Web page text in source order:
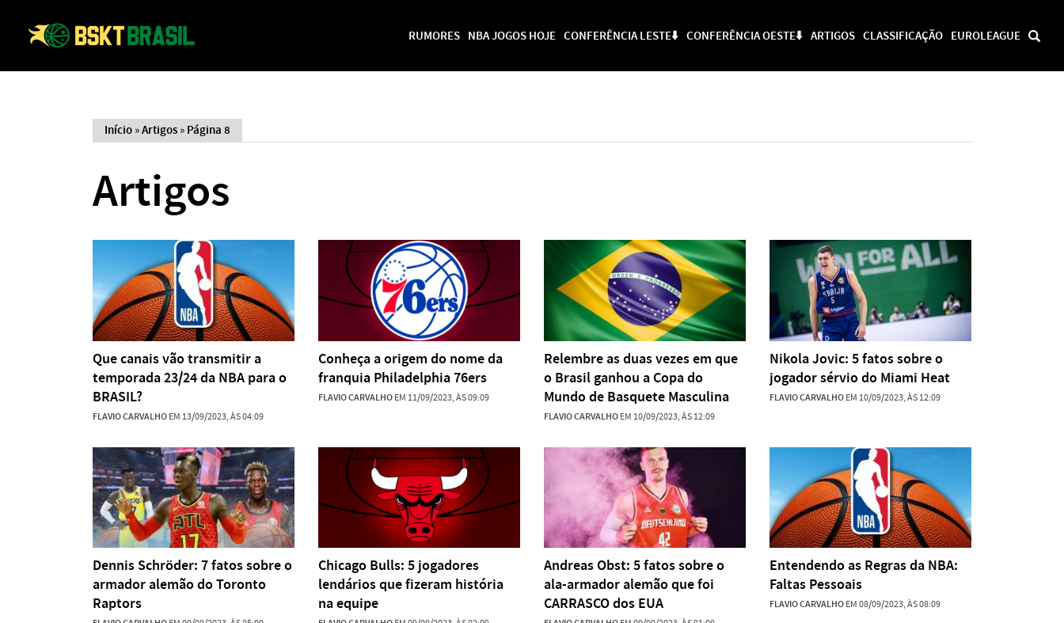
RUMORES NBA JOGOS HOJE CONFERÊNCIA LESTE⬇️ CONFERÊNCIA OESTE⬇️ ARTIGOS CLASSIFICAÇÃO EUROLEAGUE
Início »Artigos » Página 8
Artigos
Que canais vão transmitir a
temporada 23/24 da NBA para o
BRASIL?
FLAVIO CARVALHOEM 13/09/2023, ÀS 04:09
Conheça a origem do nome da
franquia Philadelphia 76ers
FLAVIO CARVALHOEM 11/09/2023, ÀS 09:09
Relembre as duas vezes em que
o Brasil ganhou a Copa do
Mundo de Basquete Masculina
FLAVIO CARVALHOEM 10/09/2023, ÀS 12:09
Nikola Jovic: 5 fatos sobre o
jogador sérvio do Miami Heat
FLAVIO CARVALHOEM 10/09/2023, ÀS 12:09
Dennis Schröder: 7 fatos sobre o
armador alemão do Toronto
Raptors
Chicago Bulls: 5 jogadores
lendários que fizeram história
na equipe
Andreas Obst: 5 fatos sobre o
ala-armador alemão que foi
CARRASCO dos EUA
Entendendo as Regras da NBA:
Faltas Pessoais
FLAVIO CARVALHOEM 08/09/2023, ÀS 08:09